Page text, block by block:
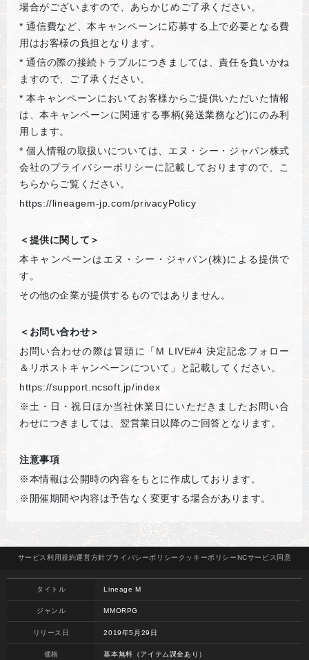
場合がございますので、あらかじめご了承ください。
*通信費など、本キャンペーンに応募する上で必要となる費
用はお客様の負担となります。
*通信の際の接続トラブルにつきましては、責任を負いかね
ますので、ご了承ください。
*本キャンペーンにおいてお客様からご提供いただいた情報
は、本キャンペーンに関連する事柄(発送業務など)にのみ利
用します。
*個人情報の取扱いについては、エヌ・シー・ジャパン株式
会社のプライバシーポリシーに記載しておりますので、こ
ちらからご覧ください。
https://lineagem-jp.com/privacyPolicy
＜提供に関して＞
本キャンペーンはエヌ・シー・ジャパン(株)による提供で
す。
その他の企業が提供するものではありません。
＜お問い合わせ＞
お問い合わせの際は冒頭に「M LIVE#4 決定記念フォロー
＆リポストキャンペーンについて」と記載してください。
https://support.ncsoft.jp/index
※土・日・祝日ほか当社休業日にいただきましたお問い合
わせにつきましては、翌営業日以降のご回答となります。
注意事項
※本情報は公開時の内容をもとに作成しております。
※開催期間や内容は予告なく変更する場合があります。
サービス利用規約運営方針プライバシーポリシー クッキーポリシーNCサービス 同意
タイトル Lineage M
ジャンル MMORPG
リリース日 2019年5月29日
価格 基本無料（アイテム課金あり）